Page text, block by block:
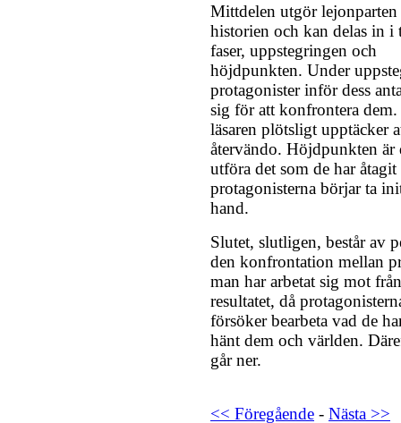
Mittdelen utgör lejonparten
historien och kan delas in i
faser, uppstegringen och
höjdpunkten. Under
protagonister inför dess
sig för att konfrontera
läsaren plötsligt upptäcker
återvändo. Höjdpunkten är
utföra det som de har
protagonisterna börjar ta
hand.
Slutet, slutligen, består av
den konfrontation mellan
man har arbetat sig mot
resultatet, då
försöker bearbeta vad de
hänt dem och världen.
går ner.
<< Föregående - Nästa >>